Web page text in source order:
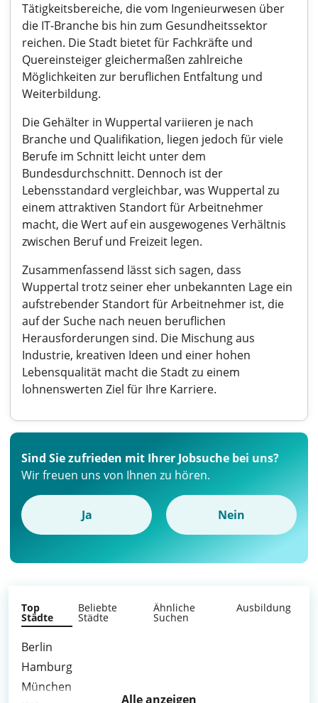
Tätigkeitsbereiche, die vom Ingenieurwesen über
die IT-Branche bis hin zum Gesundheitssektor
reichen. Die Stadt bietet für Fachkräfte und
Quereinsteiger gleichermaßen zahlreiche
Möglichkeiten zur beruflichen Entfaltung und
Weiterbildung.
Die Gehälter in Wuppertal variieren je nach
Branche und Qualifikation, liegen jedoch für viele
Berufe im Schnitt leicht unter dem
Bundesdurchschnitt. Dennoch ist der
Lebensstandard vergleichbar, was Wuppertal zu
einem attraktiven Standort für Arbeitnehmer
macht, die Wert auf ein ausgewogenes Verhältnis
zwischen Beruf und Freizeit legen.
Zusammenfassend lässt sich sagen, dass
Wuppertal trotz seiner eher unbekannten Lage ein
aufstrebender Standort für Arbeitnehmer ist, die
auf der Suche nach neuen beruflichen
Herausforderungen sind. Die Mischung aus
Industrie, kreativen Ideen und einer hohen
Lebensqualität macht die Stadt zu einem
lohnenswerten Ziel für Ihre Karriere.
Sind Sie zufrieden mit Ihrer Jobsuche bei uns?
Wir freuen uns von Ihnen zu hören.
Ja Nein
Top
Städte
Beliebte
Städte
Ähnliche
Suchen
Ausbildung
Berlin
Hamburg
München
Alle anzeigen